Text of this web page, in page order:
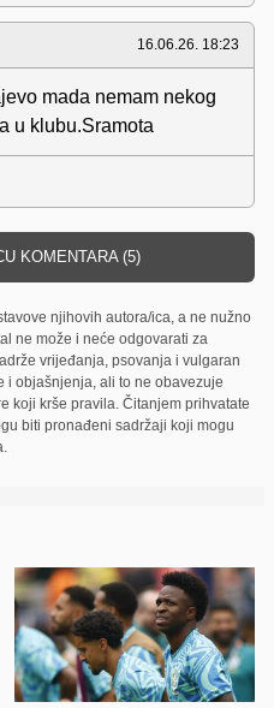
16.06.26. 18:23
mada nemam nekog
u klubu.Sramota
KOMENTARA (5)
njihovih autora/ica, a ne nužno
ne može i neće odgovarati za
vrijeđanja, psovanja i vulgaran
i objašnjenja, ali to ne obavezuje
koji krše pravila. Čitanjem prihvatate
biti pronađeni sadržaji koji mogu